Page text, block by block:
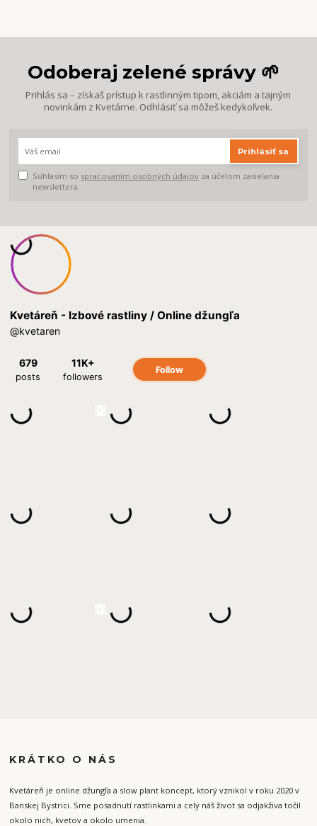
Odoberaj zelené správy 🌱
Prihlás sa – získaš prístup k rastlinným tipom, akciám a tajným
novinkám z Kvetárne. Odhlásiť sa môžeš kedykoľvek.
Prihlásiť sa
Súhlasím so spracovaním osobných údajov za účelom zasielania
newslettera.
KRÁTKO O NÁS
Kvetáreň je online džungľa a slow plant koncept, ktorý vznikol v roku 2020 v
Banskej Bystrici. Sme posadnutí rastlinkami a celý náš život sa odjakživa točil
okolo nich, kvetov a okolo umenia.